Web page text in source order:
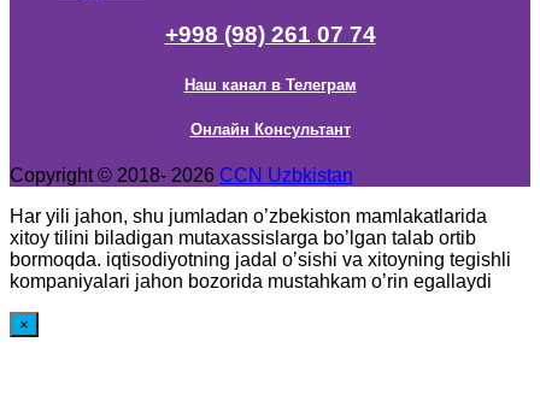
+998 (98) 261 07 74
Наш канал в Телеграм
Онлайн Консультант
Copyright © 2018- 2026 CCN Uzbkistan
Har yili jahon, shu jumladan o’zbekiston mamlakatlarida
xitoy tilini biladigan mutaxassislarga bo’lgan talab ortib
bormoqda. iqtisodiyotning jadal o’sishi va xitoyning tegishli
kompaniyalari jahon bozorida mustahkam o’rin egallaydi
×